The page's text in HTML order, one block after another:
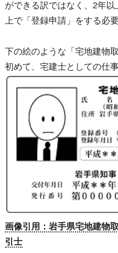
ができる訳ではなく、2年
上で「登録申請」をする必
下の絵のような「宅地建物
初めて、宅建士としての仕
画像引用：岩手県宅地建物
引士